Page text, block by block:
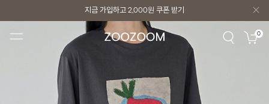
지금 가입하고 2,000원 쿠폰 받기
지금 가입하고 2,000원 쿠폰 받기 0